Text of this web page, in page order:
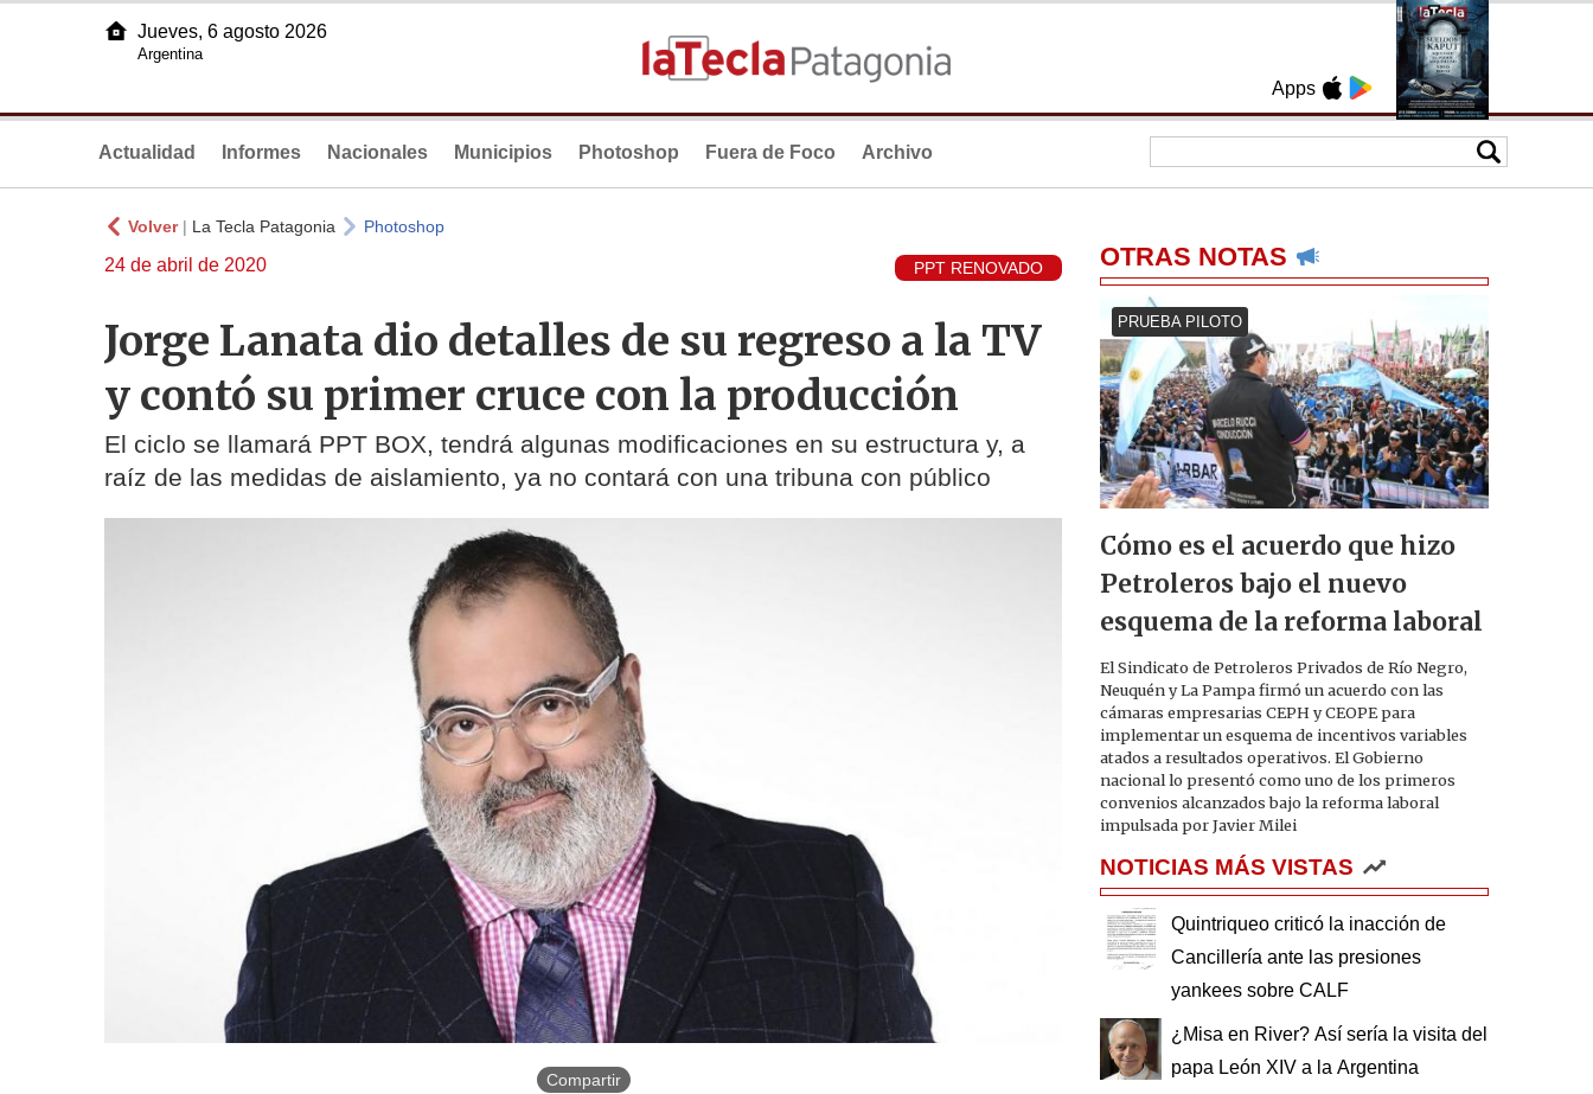
Apps
Jueves, 6 agosto 2026
Argentina
Actualidad Informes Nacionales Municipios Photoshop Fuera de Foco Archivo
Volver| La Tecla Patagonia Photoshop
24 de abril de 2020 PPT RENOVADO
Jorge Lanata dio detalles de su regreso a la TV
y contó su primer cruce con la producción
El ciclo se llamará PPT BOX, tendrá algunas modificaciones en su estructura y, a
raíz de las medidas de aislamiento, ya no contará con una tribuna con público
Compartir
OTRAS NOTAS
PRUEBA PILOTO
Cómo es el acuerdo que hizo
Petroleros bajo el nuevo
esquema de la reforma laboral
El Sindicato de Petroleros Privados de Río Negro,
Neuquén y La Pampa firmó un acuerdo con las
cámaras empresarias CEPH y CEOPE para
implementar un esquema de incentivos variables
atados a resultados operativos. El Gobierno
nacional lo presentó como uno de los primeros
convenios alcanzados bajo la reforma laboral
impulsada por Javier Milei
NOTICIAS MÁS VISTAS
Quintriqueo criticó la inacción de
Cancillería ante las presiones
yankees sobre CALF
¿Misa en River? Así sería la visita del
papa León XIV a la Argentina